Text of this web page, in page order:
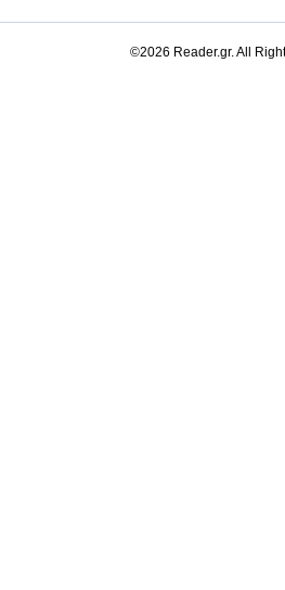
©2026 Reader.gr. All